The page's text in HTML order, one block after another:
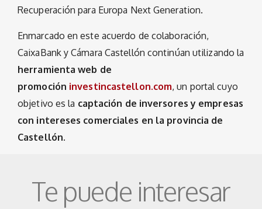
Recuperación para Europa Next Generation.
Enmarcado en este acuerdo de colaboración,
CaixaBank y Cámara Castellón continúan utilizando la
herramienta web de
promoción investincastellon.com, un portal cuyo
objetivo es la captación de inversores y empresas
con intereses comerciales en la provincia de
Castellón.
Te puede interesar